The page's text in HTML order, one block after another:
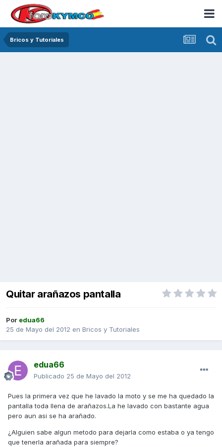
Bricos y Tutoriales
Quitar arañazos pantalla
Por edua66
25 de Mayo del 2012 en Bricos y Tutoriales
edua66
Publicado 25 de Mayo del 2012
Pues la primera vez que he lavado la moto y se me ha quedado la
pantalla toda llena de arañazos.La he lavado con bastante agua
pero aun asi se ha arañado.
¿Alguien sabe algun metodo para dejarla como estaba o ya tengo
que tenerla arañada para siempre?